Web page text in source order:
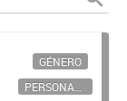
GÉNERO
PERSONAL CIENTÍFICO-TECNOLÓGICO